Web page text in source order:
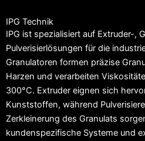
IPG Technik
IPG ist spezialisiert auf Extruder-,
Pulverisierlösungen für die
Granulatoren formen präzise
Harzen und verarbeiten
300°C. Extruder eignen sich
Kunststoffen, während
Zerkleinerung des Granulats
kundenspezifische Systeme und